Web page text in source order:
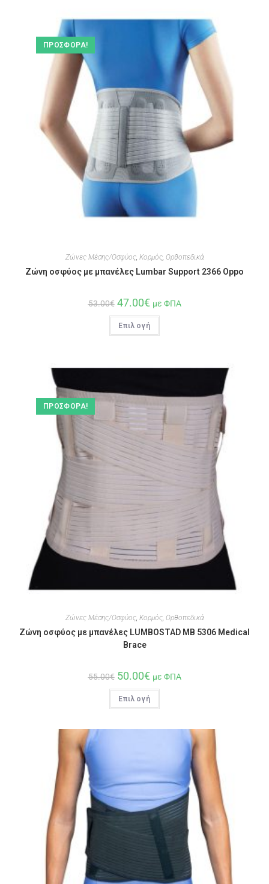
ΠΡΟΣΦΟΡΆ!
Ζώνες Μέσης/Οσφύος, Κορμός, Ορθοπεδικά
Ζώνη οσφύος με μπανέλες Lumbar Support 2366 Oppo
53.00€ 47.00€ με ΦΠΑ
Επιλογή
ΠΡΟΣΦΟΡΆ!
Ζώνες Μέσης/Οσφύος, Κορμός, Ορθοπεδικά
Ζώνη οσφύος με μπανέλες LUMBOSTAD MB 5306 Medical
Brace
55.00€ 50.00€ με ΦΠΑ
Επιλογή